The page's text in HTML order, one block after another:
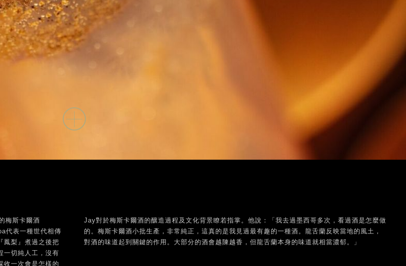
經典雞尾酒帕洛瑪通常以葡萄柚蘇打水、青檸、龍舌
酒及鹽制成，但在COA，我們還會加入梅斯卡爾酒，
以蠹蛾幼蟲乾磨成粉，再加入鹽和辣椒制成的蟲鹽，
種誘人的鮮味。這是有點像胡椒加上泥土的味道，清
卻又帶點辣勁，保證是從沒品嚐過的滋味。這款調酒
直調法制作，冰杯杯緣抹鹽，放入我們自制的方形冰
梅斯卡爾酒
代表一種世代相傳
鳳梨』煮過之後把
一切純人工，沒有
收一次會是怎樣的
Jay對於梅斯卡爾酒的釀造過程及文化背景瞭若指掌。他說：「我去過墨西哥多次，看過酒是怎麼做
的。梅斯卡爾酒小批生產，非常純正，這真的是我見過最有趣的一種酒。龍舌蘭反映當地的風土，
對酒的味道起到關鍵的作用。大部分的酒會越陳越香，但龍舌蘭本身的味道就相當濃郁。」